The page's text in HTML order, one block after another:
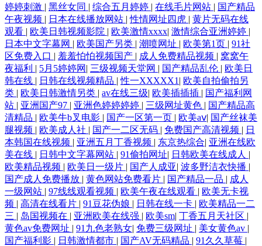
婷婷刺激 | 黑丝女同 | 综合五月婷婷 | 在线毛片网站 | 国产精品
午夜视频 | 日本在线播放网站 |性情网址四虎 | 黄片无码在线
观看 | 欧美日韩视频影院 | 欧美激情xxxx| 激情综合亚洲婷婷 |
日本中文字幕网 | 欧美国产另类 | 潮喷网址 | 欧美第1页 | 91社
区免费入口 | 羞羞怕怕视频国产 | 成人免费精品视频 | 窝窝午
夜福利 | 5月5婷婷网 | 三级视频天堂网 | 国产精品乱伦 | 欧美日
韩在线 | 日韩在线视频精品 |性一XXXXX1 | 欧美自拍偷拍另
类 | 欧美日韩激情另类 | av在线三级| 欧美插插插 | 国产福利网
站 | 亚洲国产97 | 亚洲色婷婷婷婷 | 三级网址黄色 | 国产精品高
清精品 | 欧美牛b叉电影 | 国产一区第一页 | 欧美aⅴ| 国产丝袜美
腿视频 | 欧美成人社 | 国产一二区无码 | 免费国产高清视频 | 日
本韩国在线视频 | 亚洲五月丁香视频 | 东京热综合| 亚洲在线欧
美在线 | 日韩中文字幕网站 | 91偷拍网址| 日韩欧美在线成人 |
欧美精品视频 | 欧美日一级片 | 国产人成亚| 波多野洁衣快播 |
国产成人免费播放 | 黄色网站免费看片 | 国产精品一品 | 成人
一级网站 | 97线线观看视频 | 欧美午夜在线观看 | 欧美无卡视
频 | 高清在线看片 | 91豆花伪娘 | 日韩在线一卡 | 欧美精品一二
三 | 岛国视频在 | 亚洲欧美在线强 | 欧美sm| 丁香五月天社区 |
黄色av免费网址 | 91九色老熟女| 免费三级网址 | 美女黄色av |
国产福利影 | 日韩激情都市 | 国产AV无码精品 | 91久久草莓 |